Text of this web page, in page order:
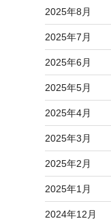
2025年8月
2025年7月
2025年6月
2025年5月
2025年4月
2025年3月
2025年2月
2025年1月
2024年12月